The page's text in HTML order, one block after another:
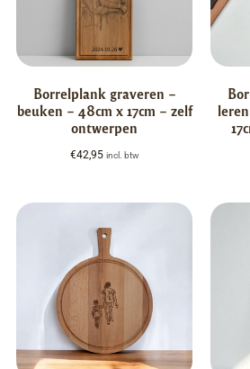
Borrelplank graveren –
beuken – 48cm x 17cm – zelf
ontwerpen
€42,95 incl. btw